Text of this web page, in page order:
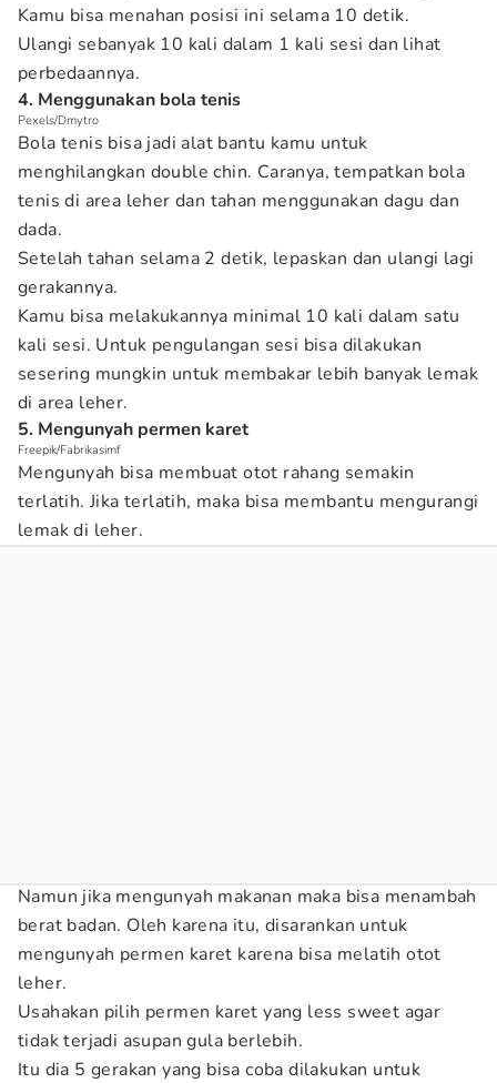
Kamu bisa menahan posisi ini selama 10 detik.
Ulangi sebanyak 10 kali dalam 1 kali sesi dan lihat
perbedaannya.
4. Menggunakan bola tenis
Pexels/Dmytro
Bola tenis bisa jadi alat bantu kamu untuk
menghilangkan double chin. Caranya, tempatkan bola
tenis di area leher dan tahan menggunakan dagu dan
dada.
Setelah tahan selama 2 detik, lepaskan dan ulangi lagi
gerakannya.
Kamu bisa melakukannya minimal 10 kali dalam satu
kali sesi. Untuk pengulangan sesi bisa dilakukan
sesering mungkin untuk membakar lebih banyak lemak
di area leher.
5. Mengunyah permen karet
Freepik/Fabrikasimf
Mengunyah bisa membuat otot rahang semakin
terlatih. Jika terlatih, maka bisa membantu mengurangi
lemak di leher.
Namun jika mengunyah makanan maka bisa menambah
berat badan. Oleh karena itu, disarankan untuk
mengunyah permen karet karena bisa melatih otot
leher.
Usahakan pilih permen karet yang less sweet agar
tidak terjadi asupan gula berlebih.
Itu dia 5 gerakan yang bisa coba dilakukan untuk